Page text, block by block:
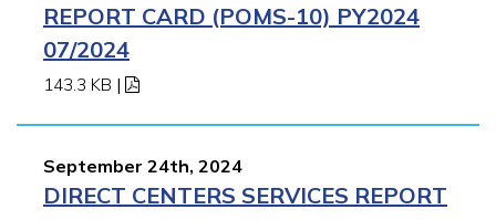
REPORT CARD (POMS-10) PY2024
07/2024
143.3 KB |
September 24th, 2024
DIRECT CENTERS SERVICES REPORT